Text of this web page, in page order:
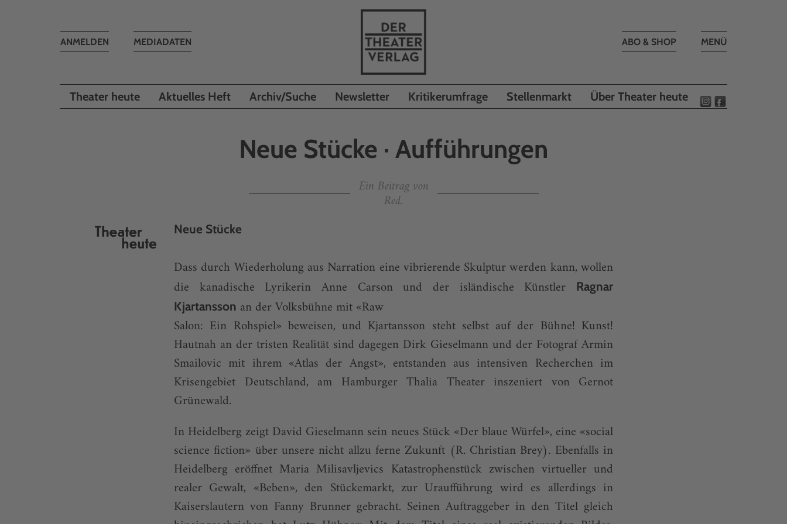
Toggle
MENÜ
ABO & SHOP
MEDIADATEN
Toggle
ANMELDEN
Theater heute Aktuelles Heft Archiv/Suche Newsletter Kritikerumfrage Stellenmarkt Über Theater heute
Neue Stücke · Aufführungen
Ein Beitrag von
Red.
Neue Stücke
Dass durch Wiederholung aus Narration eine vibrierende Skulptur werden kann, wollen
die kanadische Lyrikerin Anne Carson und der isländische Künstler
Ragnar
Kjartansson an der Volksbühne mit «Raw
Salon: Ein Rohspiel» beweisen, und Kjartansson steht selbst auf der Bühne! Kunst!
Hautnah an der tristen Realität sind dagegen Dirk Gieselmann und der Fotograf Armin
Smailovic mit ihrem «Atlas der Angst», entstanden aus intensiven Recherchen im
Krisengebiet Deutschland, am Hamburger Thalia Theater inszeniert von Gernot
Grünewald.
In Heidelberg zeigt David Gieselmann sein neues Stück «Der blaue Würfel», eine «so­cial
science fiction» über unsere nicht allzu ferne Zukunft (R. Christian Brey). Ebenfalls in
Heidelberg eröffnet Maria Milisavljevics Katastrophenstück zwischen virtueller und
realer Gewalt, «Beben», den Stückemarkt, zur Uraufführung wird es allerdings in
Kaisers­lautern von Fanny Brunner gebracht. Seinen Auftraggeber in den Titel gleich